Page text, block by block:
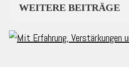
WEITERE BEITRÄGE